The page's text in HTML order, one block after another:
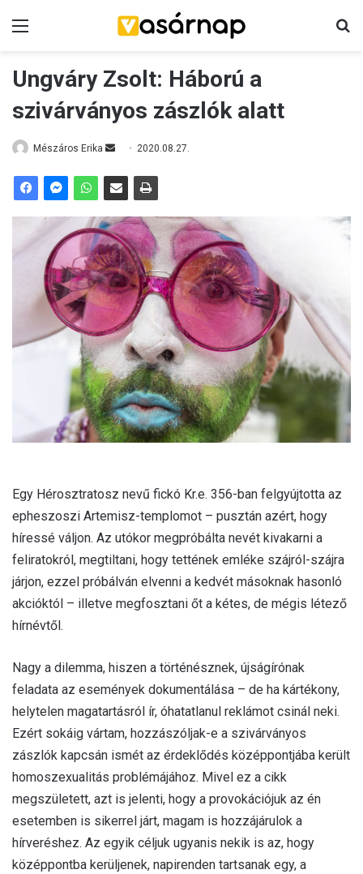
Ungváry Zsolt: Háború a
szivárványos zászlók alatt
Mészáros Erika
n
a
n
e
m
a
i
l
2020.08.27.
Egy Hérosztratosz nevű fickó Kr.e. 356-ban felgyújtotta az
epheszoszi Artemisz-templomot – pusztán azért, hogy
híressé váljon. Az utókor megpróbálta nevét kivakarni a
feliratokról, megtiltani, hogy tettének emléke szájról-szájra
járjon, ezzel próbálván elvenni a kedvét másoknak hasonló
akcióktól – illetve megfosztani őt a kétes, de mégis létező
hírnévtől.
Nagy a dilemma, hiszen a történésznek, újságírónak
feladata az események dokumentálása – de ha kártékony,
helytelen magatartásról ír, óhatatlanul reklámot csinál neki.
Ezért sokáig vártam, hozzászóljak-e a szivárványos
zászlók kapcsán ismét az érdeklődés középpontjába került
homoszexualitás problémájához. Mivel ez a cikk
megszületett, azt is jelenti, hogy a provokációjuk az én
esetemben is sikerrel járt, magam is hozzájárulok a
hírveréshez. Az egyik céljuk ugyanis nekik is az, hogy
középpontba kerüljenek, napirenden tartsanak egy, a